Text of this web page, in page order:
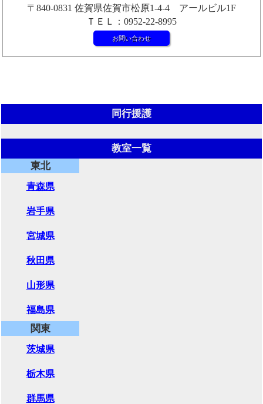
〒840-0831 佐賀県佐賀市松原1-4-4 アールビル1F
ＴＥＬ：0952-22-8995
お問い合わせ
同行援護
教室一覧
東北
青森県
岩手県
宮城県
秋田県
山形県
福島県
関東
茨城県
栃木県
群馬県